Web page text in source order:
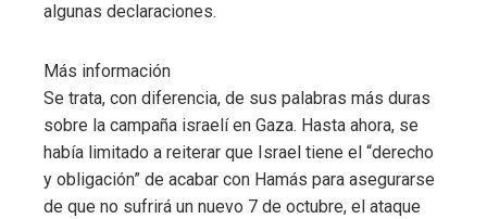
algunas declaraciones.
Más información
Se trata, con diferencia, de sus palabras más duras
sobre la campaña israelí en Gaza. Hasta ahora, se
había limitado a reiterar que Israel tiene el “derecho
y obligación” de acabar con Hamás para asegurarse
de que no sufrirá un nuevo 7 de octubre, el ataque